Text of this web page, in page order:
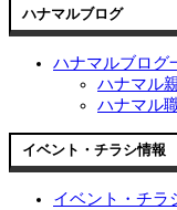
ハナマルブログ
ハナマルブログ
ハナマル
ハナマル
イベント・チラシ情報
イベント・チラ